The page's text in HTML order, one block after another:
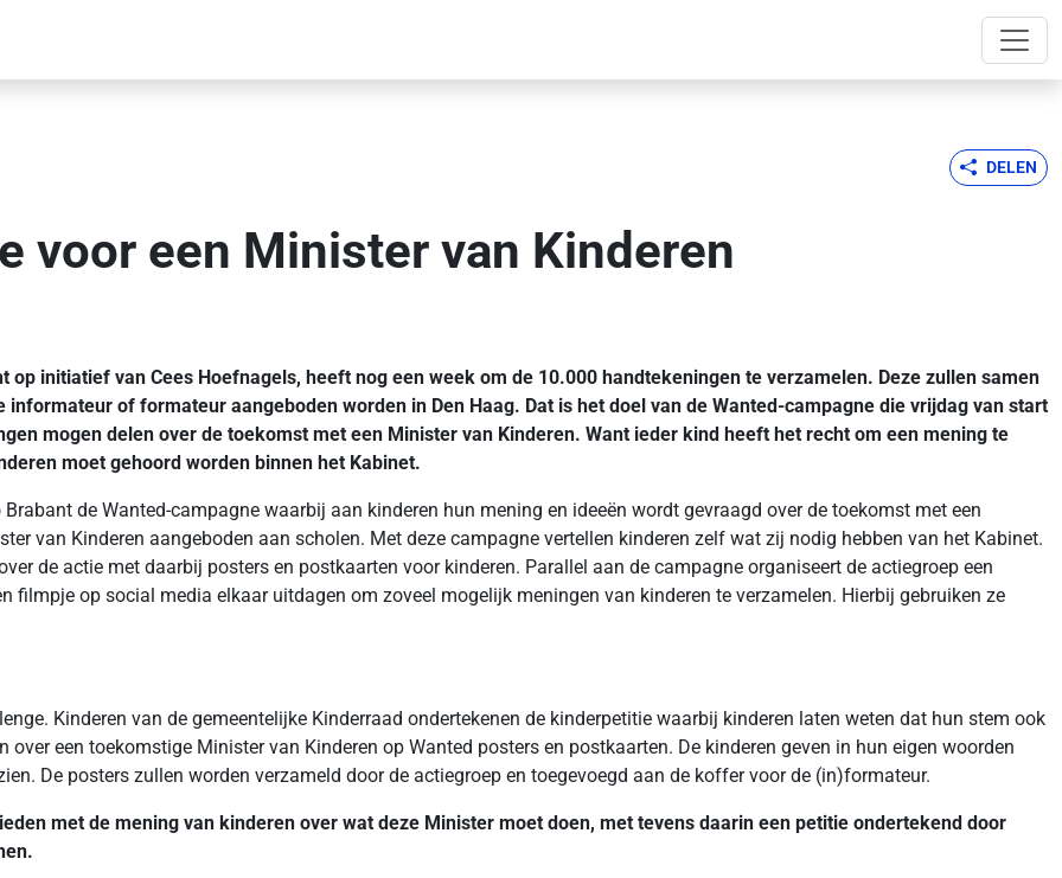
DELEN
voor een Minister van Kinderen
initiatief van Cees Hoefnagels, heeft nog een week om de 10.000 handtekeningen te verzamelen. Deze zullen samen
of formateur aangeboden worden in Den Haag. Dat is het doel van de Wanted-campagne die vrijdag van start
mogen delen over de toekomst met een Minister van Kinderen. Want ieder kind heeft het recht om een mening te
moet gehoord worden binnen het Kabinet.
de Wanted-campagne waarbij aan kinderen hun mening en ideeën wordt gevraagd over de toekomst met een
van Kinderen aangeboden aan scholen. Met deze campagne vertellen kinderen zelf wat zij nodig hebben van het Kabinet.
de actie met daarbij posters en postkaarten voor kinderen. Parallel aan de campagne organiseert de actiegroep een
filmpje op social media elkaar uitdagen om zoveel mogelijk meningen van kinderen te verzamelen. Hierbij gebruiken ze
Kinderen van de gemeentelijke Kinderraad ondertekenen de kinderpetitie waarbij kinderen laten weten dat hun stem ook
een toekomstige Minister van Kinderen op Wanted posters en postkaarten. De kinderen geven in hun eigen woorden
De posters zullen worden verzameld door de actiegroep en toegevoegd aan de koffer voor de (in)formateur.
met de mening van kinderen over wat deze Minister moet doen, met tevens daarin een petitie ondertekend door